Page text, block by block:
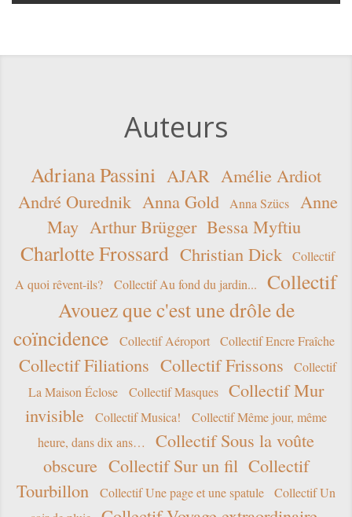
Auteurs
Adriana Passini AJAR Amélie Ardiot
André Ourednik Anna Gold Anna Szücs
Anne
May Arthur Brügger Bessa Myftiu
Charlotte Frossard Christian Dick
Collectif
A quoi rêvent-ils?
Collectif Au fond du jardin...
Collectif
Avouez que c'est une drôle de
coïncidence
Collectif Aéroport Collectif Encre Fraîche
Collectif Filiations Collectif Frissons
Collectif
La Maison Éclose
Collectif Masques
Collectif Mur
invisible
Collectif Musica!
Collectif Même jour, même
heure, dans dix ans…
Collectif Sous la voûte
obscure Collectif Sur un fil Collectif
Tourbillon
Collectif Une page et une spatule
Collectif Un